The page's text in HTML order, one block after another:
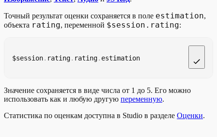
Точный результат оценки сохраняется в поле estimation,
объекта rating, переменной $session.rating:
$session. rating. rating. estimation
Значение сохраняется в виде числа от 1 до 5. Его можно
использовать как и любую другую переменную.
Статистика по оценкам доступна в Studio в разделе Оценки.